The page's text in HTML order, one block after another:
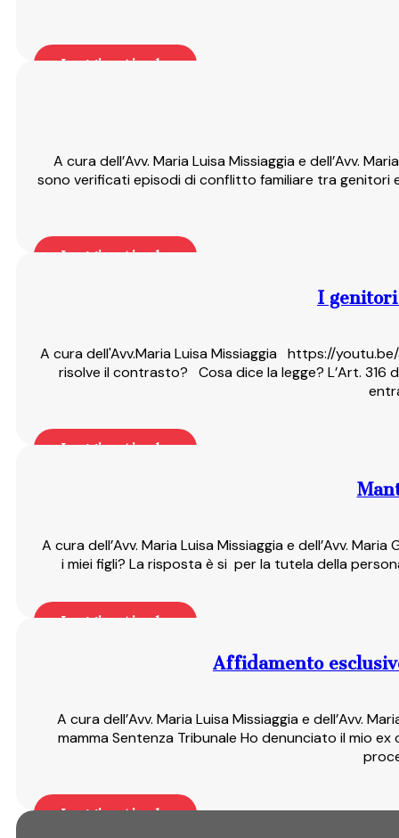
Leggi articolo
A cura dell’Avv. Maria Luisa Missiaggia e dell’Avv.
sono verificati episodi di conflitto familiare tra genitori
Leggi articolo
I genitori
A cura dell'Avv.Maria Luisa Missiaggia https://
risolve il contrasto? Cosa dice la legge? L’Art. 316
Leggi articolo
A cura dell’Avv. Maria Luisa Missiaggia e dell’Avv.
i miei figli? La risposta è si per la tutela della
Leggi articolo
Affidamento
A cura dell’Avv. Maria Luisa Missiaggia e dell’Avv.
mamma Sentenza Tribunale Ho denunciato il mio
Leggi articolo